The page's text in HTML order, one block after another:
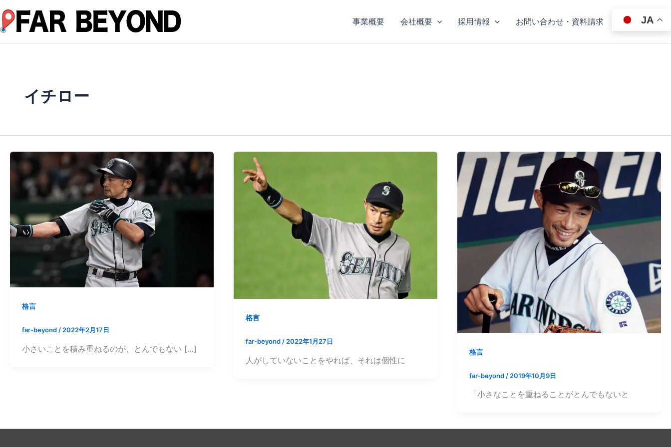
容
を
ス
事業概要 会社概要 採用情報 お問い合わせ・資料請求 JA
イチロー
格言
far-beyond / 2022年2月17日
小さいことを積み重ねるのが、とんでもない […]
格言
far-beyond / 2022年1月27日
人がしていないことをやれば、それは個性に
格言
far-beyond / 2019年10月9日
「小さなことを重ねることがとんでもないと